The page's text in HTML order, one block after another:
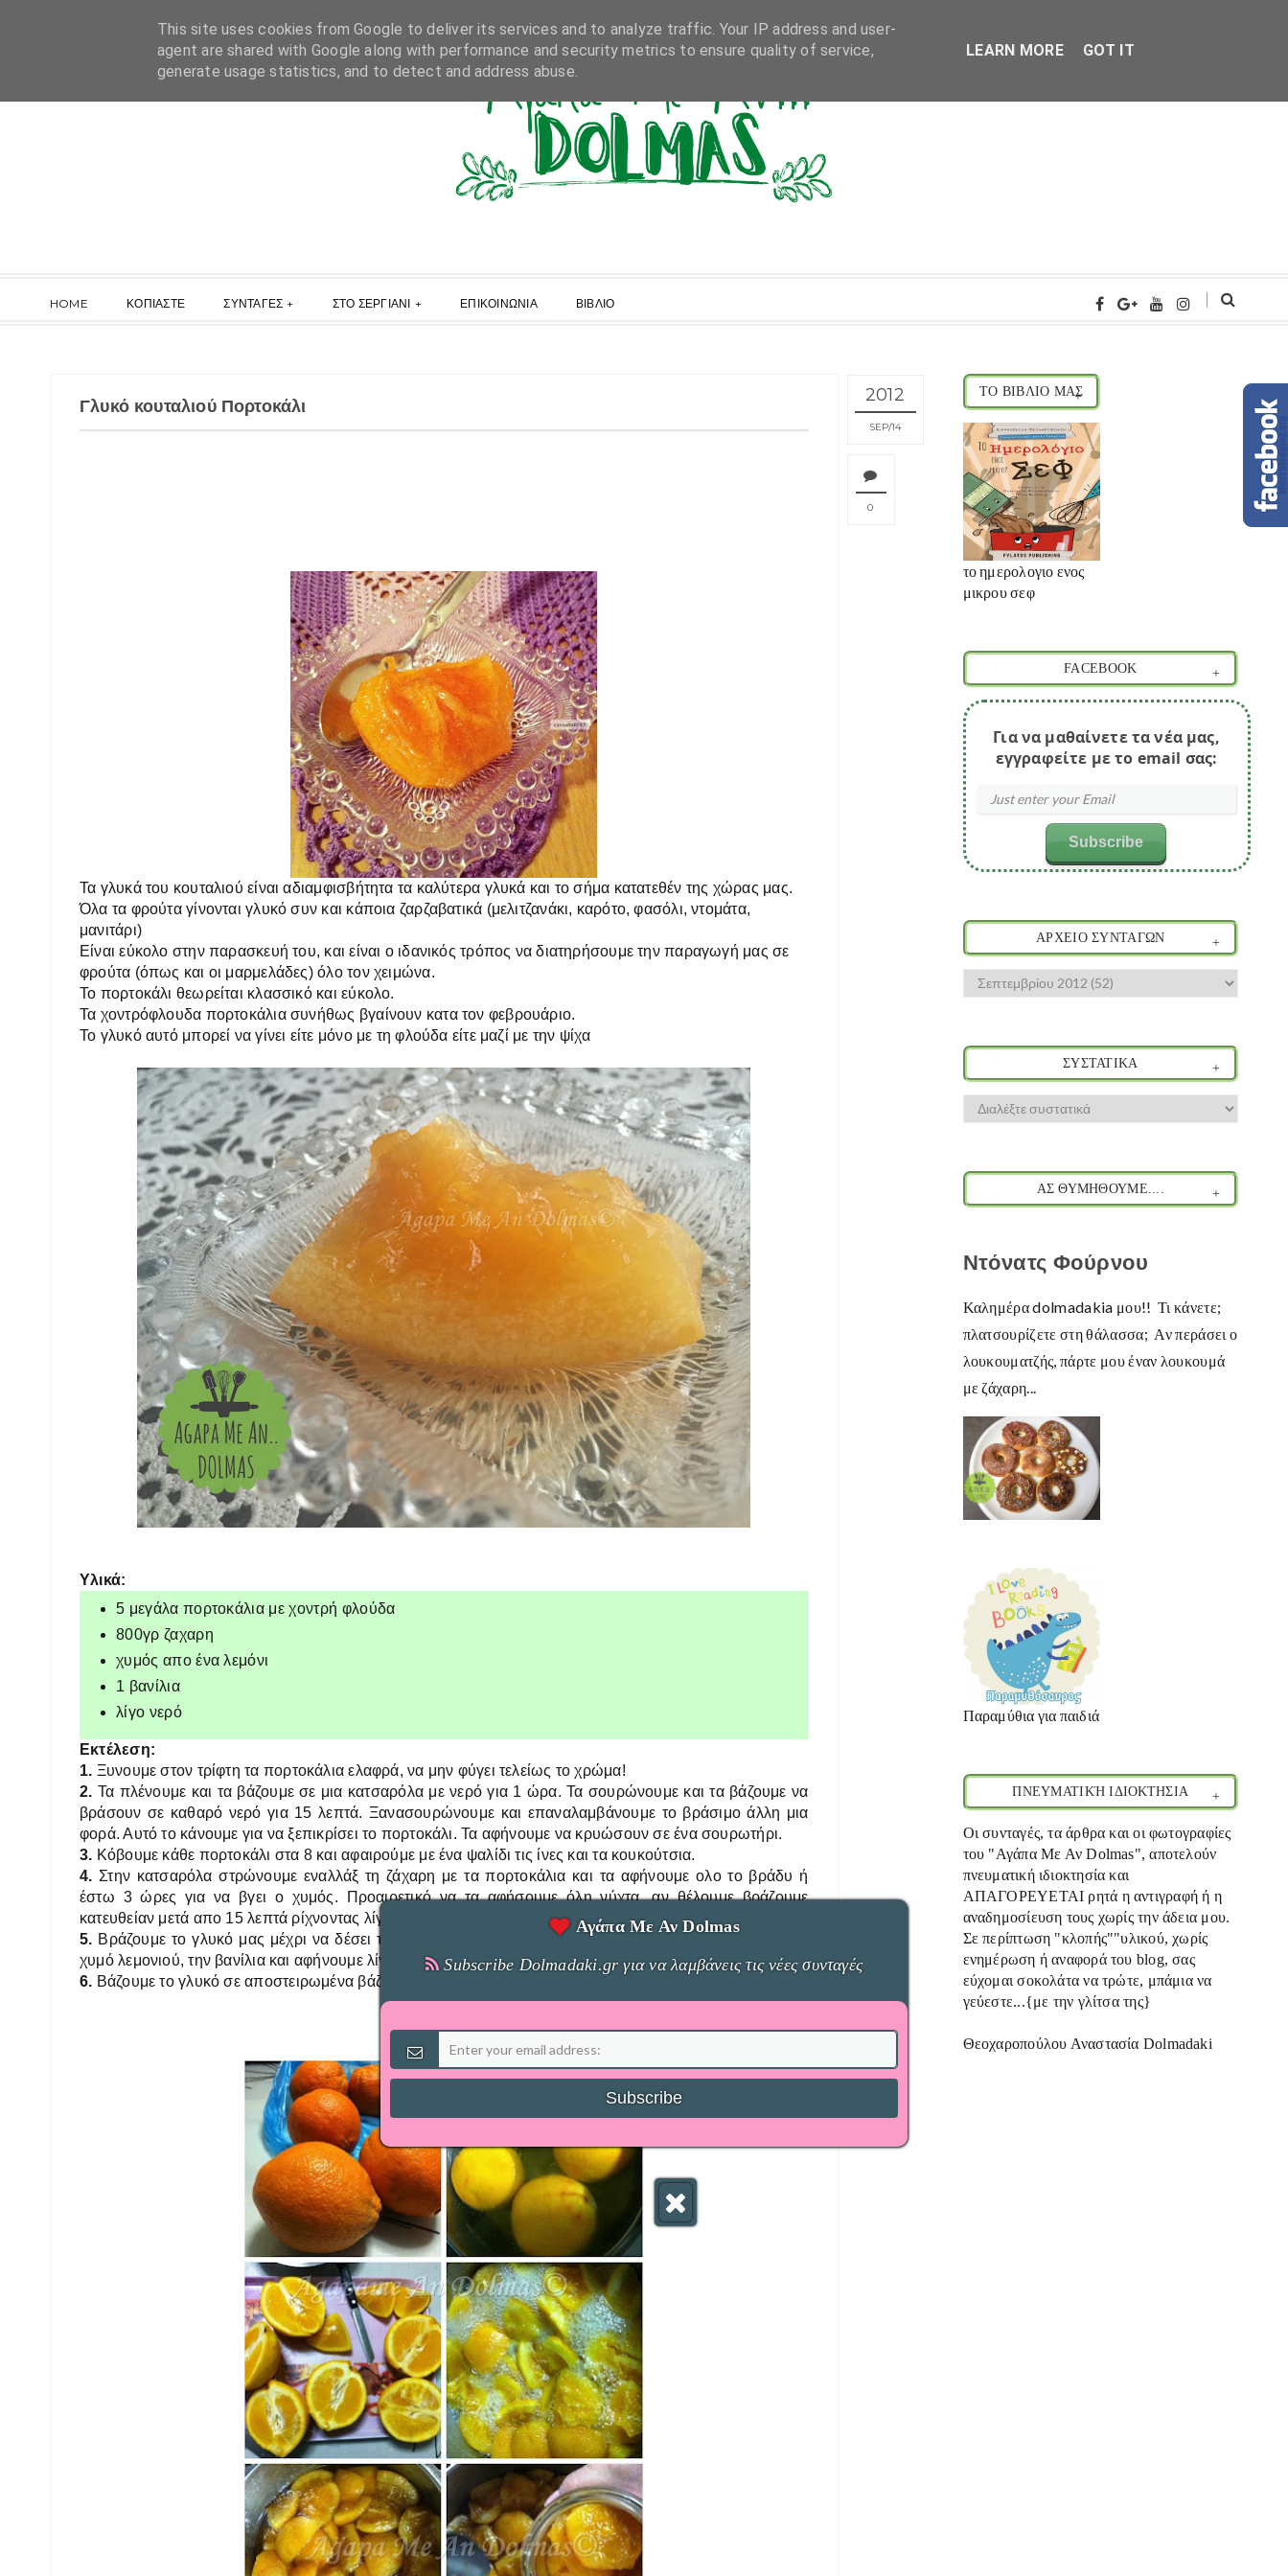
HOME ΚΟΠΙΑΣΤΕ ΣΥΝΤΑΓΕΣ ΣΤΟ ΣΕΡΓΙΑΝΙ ΕΠΙΚΟΙΝΩΝΙΑ ΒΙΒΛΙΟ
2012
SEP 14
0
Γλυκό κουταλιού Πορτοκάλι
Τα γλυκά του κουταλιού είναι αδιαμφισβήτητα τα καλύτερα γλυκά και το σήμα κατατεθέν της χώρας μας.
Όλα τα φρούτα γίνονται γλυκό συν και κάποια ζαρζαβατικά (μελιτζανάκι, καρότο, φασόλι, ντομάτα,
μανιτάρι)
Είναι εύκολο στην παρασκευή του, και είναι ο ιδανικός τρόπος να διατηρήσουμε την παραγωγή μας σε
φρούτα (όπως και οι μαρμελάδες) όλο τον χειμώνα.
Το πορτοκάλι θεωρείται κλασσικό και εύκολο.
Τα χοντρόφλουδα πορτοκάλια συνήθως βγαίνουν κατα τον φεβρουάριο.
Το γλυκό αυτό μπορεί να γίνει είτε μόνο με τη φλούδα είτε μαζί με την ψίχα
Υλικά:
5 μεγάλα πορτοκάλια με χοντρή φλούδα
800γρ ζαχαρη
χυμός απο ένα λεμόνι
1 βανίλια
λίγο νερό
Εκτέλεση:
1. Ξυνουμε στον τρίφτη τα πορτοκάλια ελαφρά, να μην φύγει τελείως το χρώμα!
2. Τα πλένουμε και τα βάζουμε σε μια κατσαρόλα με νερό για 1 ώρα. Τα σουρώνουμε και τα βάζουμε να
βράσουν σε καθαρό νερό για 15 λεπτά. Ξανασουρώνουμε και επαναλαμβάνουμε το βράσιμο άλλη μια
φορά. Αυτό το κάνουμε για να ξεπικρίσει το πορτοκάλι. Τα αφήνουμε να κρυώσουν σε ένα σουρωτήρι.
3. Κόβουμε κάθε πορτοκάλι στα 8 και αφαιρούμε με ένα ψαλίδι τις ίνες και τα κουκούτσια.
4. Στην κατσαρόλα στρώνουμε εναλλάξ τη ζάχαρη με τα πορτοκάλια και τα αφήνουμε ολο το βράδυ ή
έστω 3 ώρες για να βγει ο χυμός. Προαιρετικό να τα αφήσουμε όλη νύχτα, αν θέλουμε βράζουμε
κατευθείαν μετά απο 15 λεπτά ρίχνοντας λίγο νερό.
5. Βράζουμε το γλυκό μας μέχρι να δέσει το σιρόπι σε δυνατή φωτιά(περίπου 30 λεπτά). Ρίχνουμε τον
χυμό λεμονιού, την βανίλια και αφήνουμε λίγα λεπτά ακόμα. Εγω βάζω και 1 κουταλιά γλυκόζη
6. Βάζουμε το γλυκό σε αποστειρωμένα βάζα και το φυλάμε εκτός ψυγείου μέχρι να ανοιχτεί
ΤΟ ΒΙΒΛΙΟ ΜΑΣ
το ημερολογιο ενος
μικρου σεφ
FACEBOOK
Για να μαθαίνετε τα νέα μας,
εγγραφείτε με το email σας:
ΑΡΧΕΙΟ ΣΥΝΤΑΓΩΝ
ΣΥΣΤΑΤΙΚΑ
ΑΣ ΘΥΜΗΘΟΥΜΕ....
Ντόνατς Φούρνου
Καλημέρα dolmadakia μου!! Τι κάνετε;
πλατσουρίζετε στη θάλασσα; Αν περάσει ο
λουκουματζής, πάρτε μου έναν λουκουμά
με ζάχαρη...
Παραμύθια για παιδιά
ΠΝΕΥΜΑΤΙΚΉ ΙΔΙΟΚΤΗΣΙΑ
Οι συνταγές, τα άρθρα και οι φωτογραφίες
του "Αγάπα Με Αν Dolmas", αποτελούν
πνευματική ιδιοκτησία και
ΑΠΑΓΟΡΕΥΕΤΑΙ ρητά η αντιγραφή ή η
αναδημοσίευση τους χωρίς την άδεια μου.
Σε περίπτωση "κλοπής""υλικού, χωρίς
ενημέρωση ή αναφορά του blog, σας
εύχομαι σοκολάτα να τρώτε, μπάμια να
γεύεστε...{με την γλίτσα της}
Θεοχαροπούλου Αναστασία Dolmadaki
Αγάπα Με Αν Dolmas
Subscribe Dolmadaki.gr για να λαμβάνεις τις νέες συνταγές
This site uses cookies from Google to deliver its services and to analyze traffic. Your IP address and user-
agent are shared with Google along with performance and security metrics to ensure quality of service,
generate usage statistics, and to detect and address abuse.
LEARN MORE GOT IT